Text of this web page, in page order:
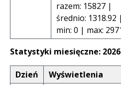
razem: 15827 |
średnio: 1318.92 |
min: 0 | max:
Statystyki miesięczne:
Dzień Wyświetlenia